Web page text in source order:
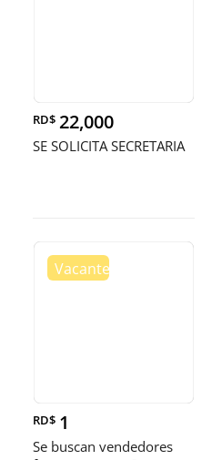
RD$ 22,000
SE SOLICITA SECRETARIA
RD$ 1
Se buscan vendedores